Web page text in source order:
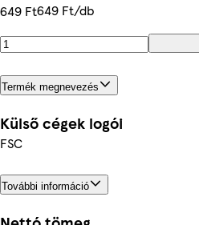
649 Ft649 Ft/db
Termék megnevezés
Külső cégek logói
FSC
További információ